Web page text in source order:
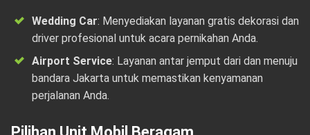
Wedding Car: Menyediakan layanan gratis dekorasi dan
driver profesional untuk acara pernikahan Anda.
Airport Service: Layanan antar jemput dari dan menuju
bandara Jakarta untuk memastikan kenyamanan
perjalanan Anda.